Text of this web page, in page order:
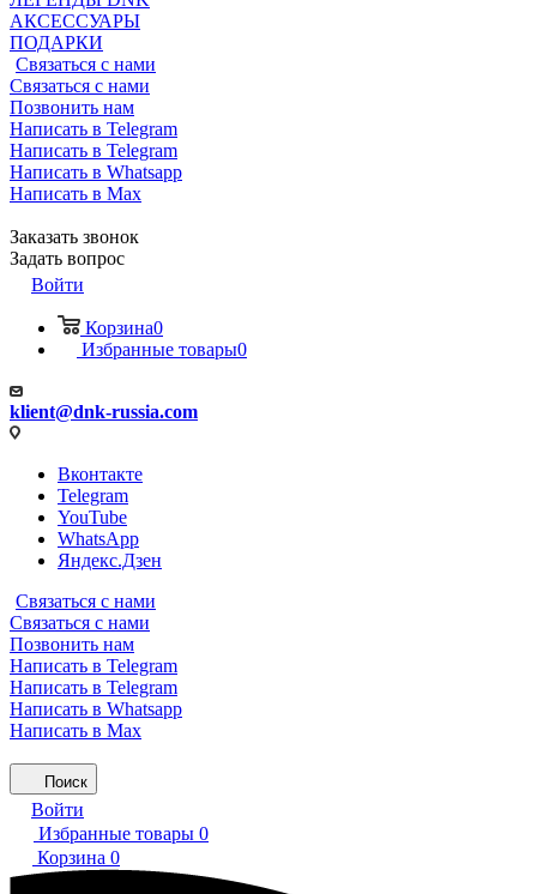
АКСЕССУАРЫ
ПОДАРКИ
Связаться с нами
Связаться с нами
Позвонить нам
Написать в Telegram
Написать в Telegram
Написать в Whatsapp
Написать в Max
Заказать звонок
Задать вопрос
Войти
Корзина0
Избранные товары0
klient@dnk-russia.com
Вконтакте
Telegram
YouTube
WhatsApp
Яндекс.Дзен
Связаться с нами
Связаться с нами
Позвонить нам
Написать в Telegram
Написать в Telegram
Написать в Whatsapp
Написать в Max
Поиск
Войти
Избранные товары 0
Корзина 0